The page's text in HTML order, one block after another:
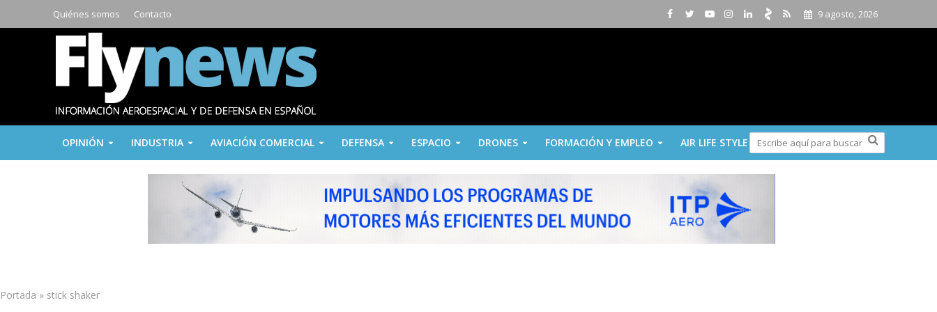
Quiénes somos Contacto 9 agosto, 2026
OPINIÓN INDUSTRIA AVIACIÓN COMERCIAL DEFENSA ESPACIO DRONES FORMACIÓN Y EMPLEO AIR LIFE STYLE
Portada » stick shaker